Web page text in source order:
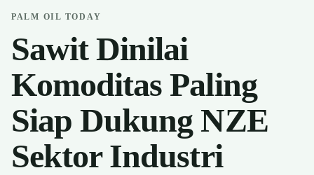
PALM OIL TODAY
Sawit Dinilai
Komoditas Paling
Siap Dukung NZE
Sektor Industri